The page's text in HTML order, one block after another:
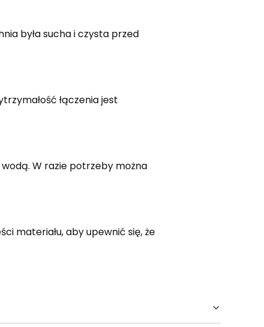
była sucha i czysta przed
łączenia jest
W razie potrzeby można
materiału, aby upewnić się, że